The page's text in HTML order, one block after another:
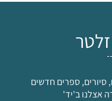
סיורים, ספרים חדשים
אצלנו ב'יד'